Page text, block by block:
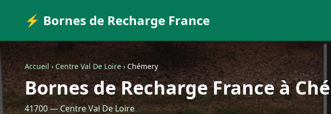
⚡ Bornes de Recharge France
Accueil › Centre Val De Loire › Chémery
Bornes de Recharge France à
41700 — Centre Val De Loire